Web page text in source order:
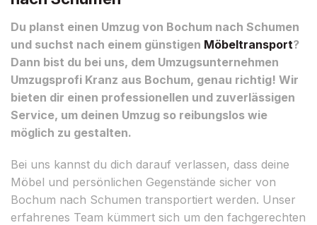
Du planst einen Umzug von Bochum nach Schumen
und suchst nach einem günstigen Möbeltransport?
Dann bist du bei uns, dem Umzugsunternehmen
Umzugsprofi Kranz aus Bochum, genau richtig! Wir
bieten dir einen professionellen und zuverlässigen
Service, um deinen Umzug so reibungslos wie
möglich zu gestalten.
Bei uns kannst du dich darauf verlassen, dass deine
Möbel und persönlichen Gegenstände sicher von
Bochum nach Schumen transportiert werden. Unser
erfahrenes Team kümmert sich um den fachgerechten